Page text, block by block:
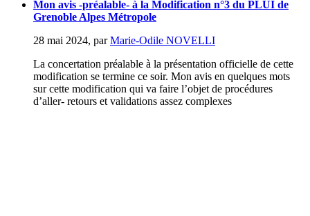
Mon avis -préalable- à la Modification n°3 du PLUI de
Grenoble Alpes Métropole
28 mai 2024, parMarie-Odile NOVELLI
La concertation préalable à la présentation officielle de cette
modification se termine ce soir. Mon avis en quelques mots
sur cette modification qui va faire l’objet de procédures
d’aller- retours et validations assez complexes